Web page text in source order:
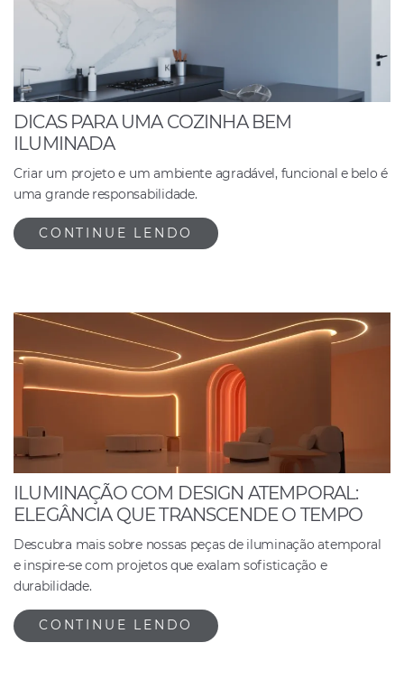
DICAS PARA UMA COZINHA BEM
ILUMINADA
Criar um projeto e um ambiente agradável, funcional e belo é
uma grande responsabilidade.
CONTINUE LENDO
ILUMINAÇÃO COM DESIGN ATEMPORAL:
ELEGÂNCIA QUE TRANSCENDE O TEMPO
Descubra mais sobre nossas peças de iluminação atemporal
e inspire-se com projetos que exalam sofisticação e
durabilidade.
CONTINUE LENDO